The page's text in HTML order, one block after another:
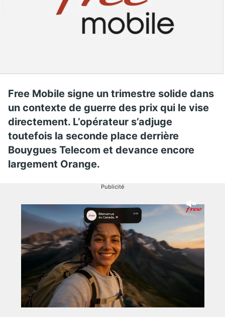
Free Mobile signe un trimestre solide dans
un contexte de guerre des prix qui le vise
directement. L’opérateur s’adjuge
toutefois la seconde place derrière
Bouygues Telecom et devance encore
largement Orange.
Publicité